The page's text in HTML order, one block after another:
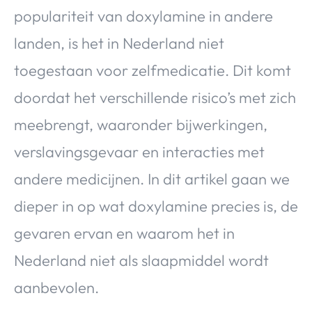
populariteit van doxylamine in andere
landen, is het in Nederland niet
toegestaan voor zelfmedicatie. Dit komt
doordat het verschillende risico’s met zich
meebrengt, waaronder bijwerkingen,
verslavingsgevaar en interacties met
andere medicijnen. In dit artikel gaan we
dieper in op wat doxylamine precies is, de
gevaren ervan en waarom het in
Nederland niet als slaapmiddel wordt
aanbevolen.